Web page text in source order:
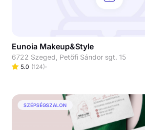
Eunoia Makeup&Style
6722 Szeged, Petőfi Sándor sgt. 15
5.0 (124)
SZÉPSÉGSZALON